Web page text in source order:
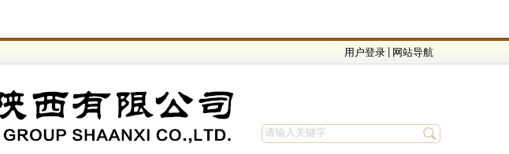
用户登录 网站导航